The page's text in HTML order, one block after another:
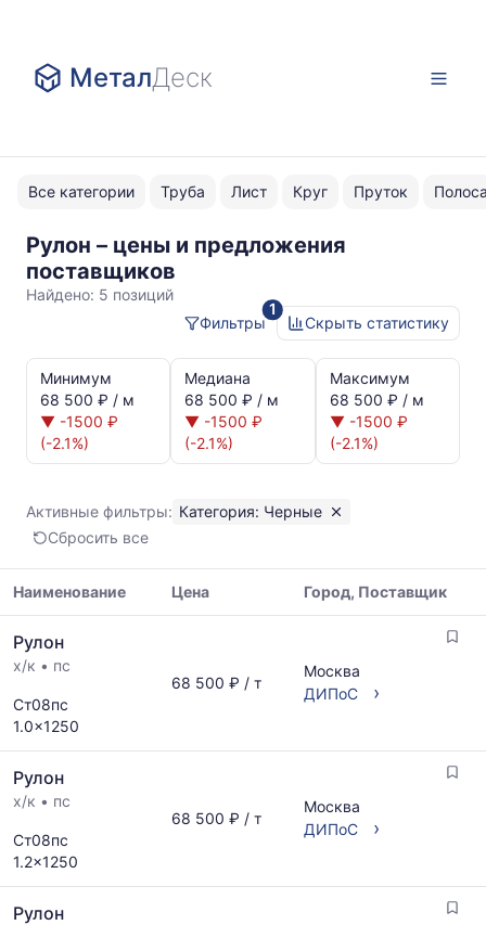
МеталДеск
Все категории Труба Лист Круг Пруток
Рулон – цены и предложения
поставщиков
Найдено: 5 позиций
1
Фильтры
Скрыть статистику
динамика
цен:
Рулон
Показаны
медианная
и
максимальная
цена
по
листов
поставщиков
за
последний
рассчитывается
по
предложениям
и
обновляется
по
Минимум
68 500 ₽ / м
▼ -1500 ₽
(-2.1%)
Медиана
68 500 ₽ / м
▼ -1500 ₽
(-2.1%)
Максимум
68 500 ₽ / м
▼ -1500 ₽
(-2.1%)
Активные фильтры: Категория: Черные
Сбросить все
цен
на
указанием
ГОСТ,
размеров
по
запросу
Наименование Цена Город, Поставщик
Рулон
х/к • пс
Ст08пс
1.0x1250
68 500 ₽ / т
Москва
ДИПоС
›
Рулон
х/к • пс
Ст08пс
1.2x1250
68 500 ₽ / т
Москва
ДИПоС
›
Рулон